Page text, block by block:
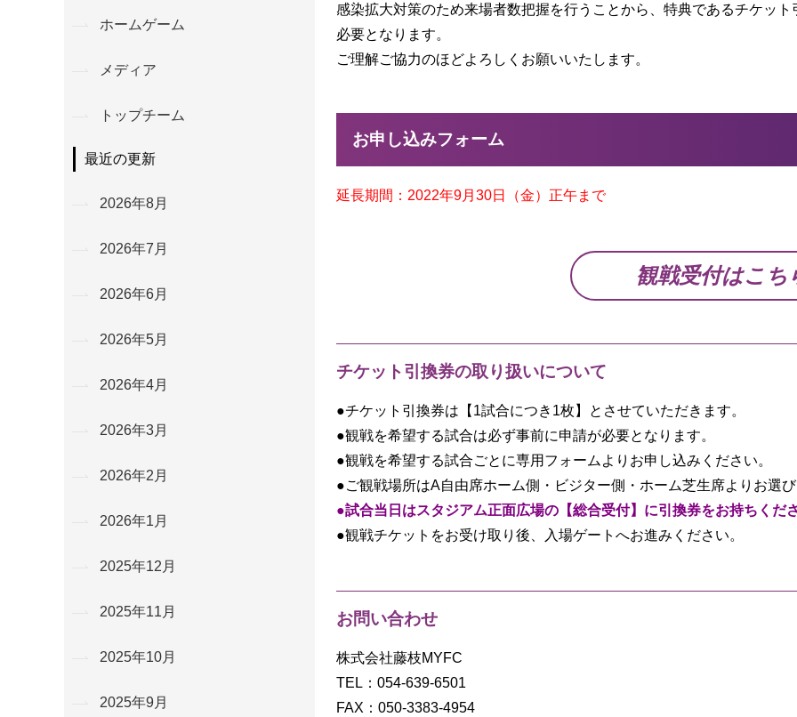
感染拡大対策のため来場者数把握を行うことから、特典であるチケッ
必要となります。
ご理解ご協力のほどよろしくお願いいたします。
お申し込みフォーム
延長期間：2022年9月30日（金）正午まで
観戦受付はこち
チケット引換券の取り扱いについて
●チケット引換券は【1試合につき1枚】とさせていただきます。
●観戦を希望する試合は必ず事前に申請が必要となります。
●観戦を希望する試合ごとに専用フォームよりお申し込みください。
●ご観戦場所はA自由席ホーム側・ビジター側・ホーム芝生席よりお選び
●試合当日はスタジアム正面広場の【総合受付】に引換券をお持ちくだ
●観戦チケットをお受け取り後、入場ゲートへお進みください。
お問い合わせ
株式会社藤枝MYFC
TEL：054-639-6501
FAX：050-3383-4954
ホームゲーム
メディア
トップチーム
最近の更新
2026年8月
2026年7月
2026年6月
2026年5月
2026年4月
2026年3月
2026年2月
2026年1月
2025年12月
2025年11月
2025年10月
2025年9月